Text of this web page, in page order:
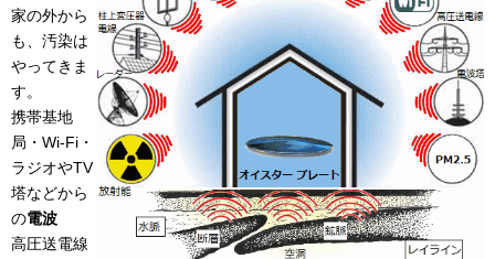
家の外から
も、汚染は
やってきま
す。
携帯基地
局・Wi-Fi・
ラジオやTV
塔などから
の電波
高圧送電線